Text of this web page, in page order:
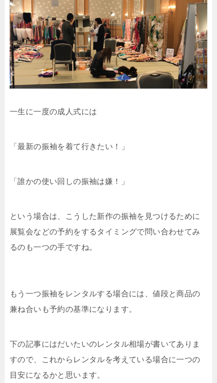
一生に一度の成人式には
「最新の振袖を着て行きたい！」
「誰かの使い回しの振袖は嫌！」
という場合は、こうした新作の振袖を見つけるために
展覧会などの予約をするタイミングで問い合わせてみ
るのも一つの手ですね。
もう一つ振袖をレンタルする場合には、値段と商品の
兼ね合いも予約の基準になります。
下の記事にはだいたいのレンタル相場が書いてありま
すので、これからレンタルを考えている場合に一つの
目安になるかと思います。